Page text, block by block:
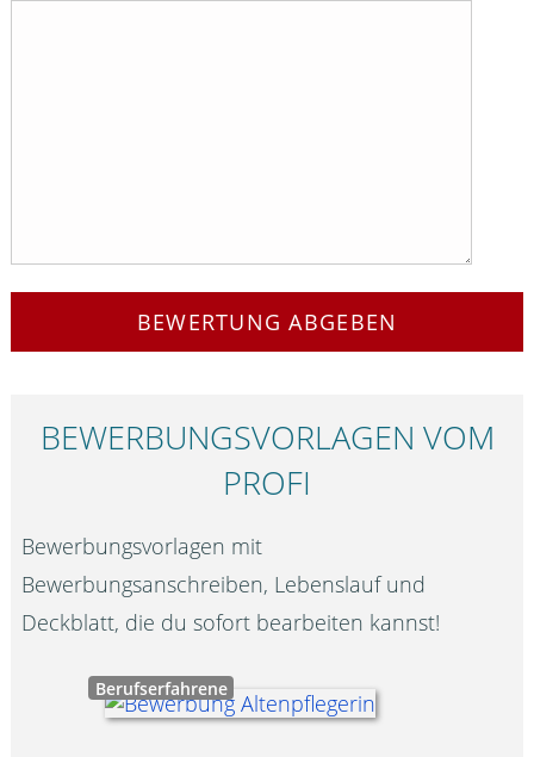
BEWERTUNG ABGEBEN
BEWERBUNGS­VORLAGEN VOM
PROFI
Bewerbungsvorlagen mit
Bewerbungsanschreiben, Lebenslauf und
Deckblatt, die du sofort bearbeiten kannst!
Berufserfahrene